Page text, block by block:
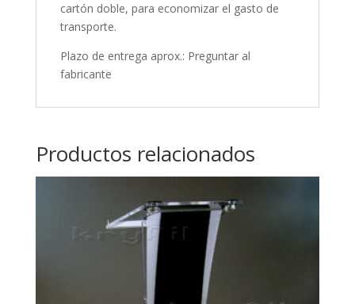
cartón doble, para economizar el gasto de
transporte.
Plazo de entrega aprox.: Preguntar al
fabricante
Productos relacionados